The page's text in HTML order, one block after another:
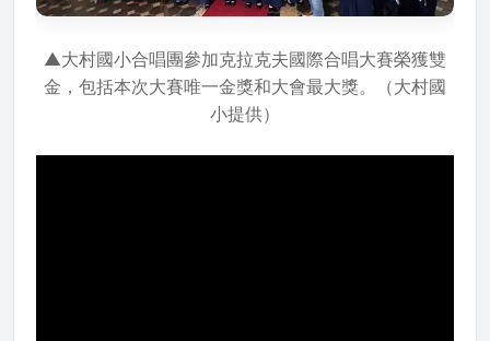
▲大村國小合唱團參加克拉克夫國際合唱大賽榮獲雙
金，包括本次大賽唯一金獎和大會最大獎。（大村國
小提供）